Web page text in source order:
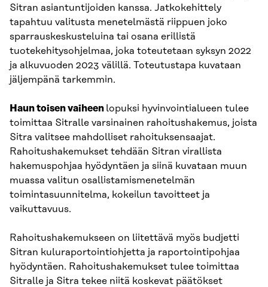
Sitran asiantuntijoiden kanssa. Jatkokehittely
tapahtuu valitusta menetelmästä riippuen joko
sparrauskeskusteluina tai osana erillistä
tuotekehitysohjelmaa, joka toteutetaan syksyn 2022
ja alkuvuoden 2023 välillä. Toteutustapa kuvataan
jäljempänä tarkemmin.
Haun toisen vaiheen lopuksi hyvinvointialueen tulee
toimittaa Sitralle varsinainen rahoitushakemus, joista
Sitra valitsee mahdolliset rahoituksensaajat.
Rahoitushakemukset tehdään Sitran virallista
hakemuspohjaa hyödyntäen ja siinä kuvataan muun
muassa valitun osallistamismenetelmän
toimintasuunnitelma, kokeilun tavoitteet ja
vaikuttavuus.
Rahoitushakemukseen on liitettävä myös budjetti
Sitran kuluraportointiohjetta ja raportointipohjaa
hyödyntäen. Rahoitushakemukset tulee toimittaa
Sitralle ja Sitra tekee niitä koskevat päätökset